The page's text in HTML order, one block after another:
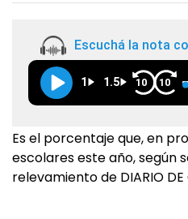
Escuchá la nota
1 1.5 10 10
Es el porcentaje que, en
escolares este año, según
relevamiento de DIARIO DE